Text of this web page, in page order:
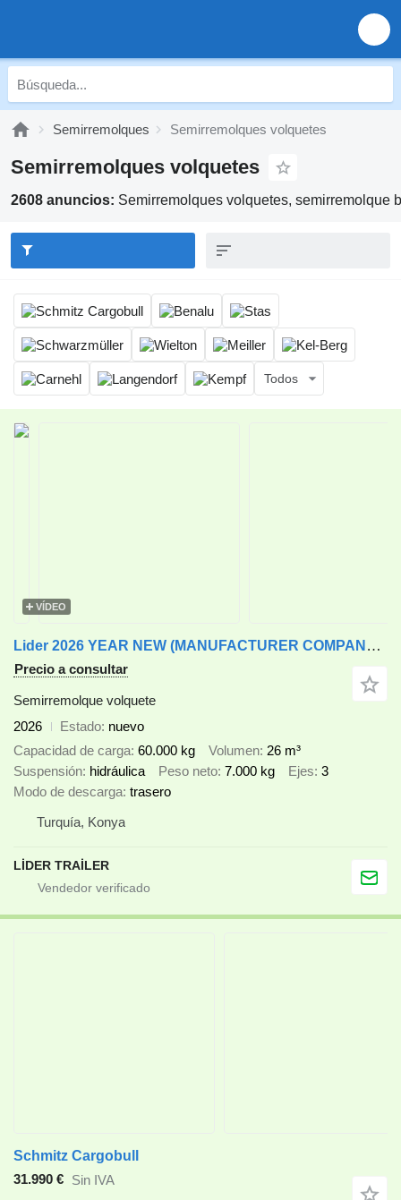
Semirremolques Semirremolques volquetes
Semirremolques volquetes
2608 anuncios: Semirremolques volquetes, semirremolque
Todos
VÍDEO
Lider 2026 YEAR NEW (MANUFACTURER COMPANY LIDER TRAILER & TANKER )
Precio a consultar
Semirremolque volquete
2026
Estado nuevo
Capacidad de carga 60.000 kg Volumen 26 m³
Suspensión hidráulica Peso neto 7.000 kg Ejes 3
Modo de descarga trasero
Turquía, Konya
LİDER TRAİLER
Schmitz Cargobull
31.990 € Sin IVA